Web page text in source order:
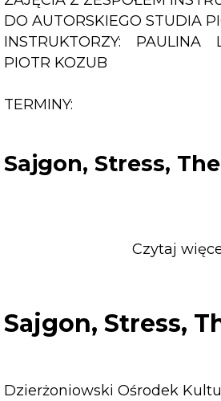
DO AUTORSKIEGO STUDIA
INSTRUKTORZY:
PIOTR KOZUB
TERMINY:
Sajgon, Stress,
Czytaj
Sajgon, Stress,
Dzierżoniowski Ośrodek